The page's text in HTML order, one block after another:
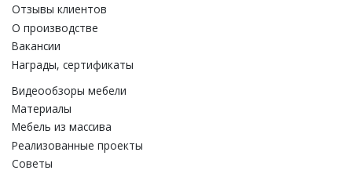
Отзывы клиентов
О производстве
Вакансии
Награды, сертификаты
Видеообзоры мебели
Материалы
Мебель из массива
Реализованные проекты
Советы